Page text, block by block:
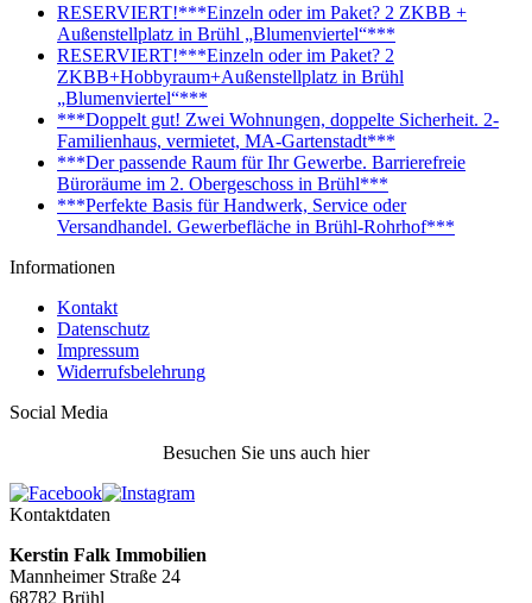
RESERVIERT!***Einzeln oder im Paket? 2 ZKBB +
Außenstellplatz in Brühl „Blumenviertel“***
RESERVIERT!***Einzeln oder im Paket? 2
ZKBB+Hobbyraum+Außenstellplatz in Brühl
„Blumenviertel“***
***Doppelt gut! Zwei Wohnungen, doppelte Sicherheit. 2-
Familienhaus, vermietet, MA-Gartenstadt***
***Der passende Raum für Ihr Gewerbe. Barrierefreie
Büroräume im 2. Obergeschoss in Brühl***
***Perfekte Basis für Handwerk, Service oder
Versandhandel. Gewerbefläche in Brühl-Rohrhof***
Informationen
Kontakt
Datenschutz
Impressum
Widerrufsbelehrung
Social Media
Besuchen Sie uns auch hier
Kontaktdaten
Kerstin Falk Immobilien
Mannheimer Straße 24
68782 Brühl